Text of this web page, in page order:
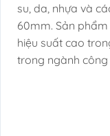
su, da, nhựa và
60mm. Sản
hiệu suất cao
trong ngành công